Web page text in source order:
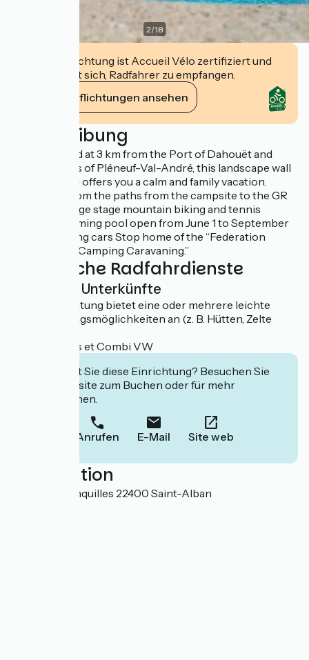
2/18
Diese Einrichtung ist Accueil Vélo zertifiziert und
verpflichtet sich, Radfahrer zu empfangen.
Ihre Verpflichtungen ansehen
Beschreibung
Ideally located at 3 km from the Port of Dahouët and
large beaches of Pléneuf-Val-André, this landscape wall
bars camping offers you a calm and family vacation.
Departure from the paths from the campsite to the GR
34 hiking. Large stage mountain biking and tennis
nearby. swimming pool open from June 1 to September
15. For camping cars Stop home of the “Federation
Française de Camping Caravaning.”
Zusätzliche Radfahrdienste
Leichte Unterkünfte
Diese Einrichtung bietet eine oder mehrere leichte
Übernachtungsmöglichkeiten an (z. B. Hütten, Zelte
Tentes lodges et Combi VW
Interessiert Sie diese Einrichtung? Besuchen Sie
deren Website zum Buchen oder für mehr
Informationen.
Anrufen E-Mail Site web
Localisation
12 rue des Jonquilles 22400 Saint-Alban